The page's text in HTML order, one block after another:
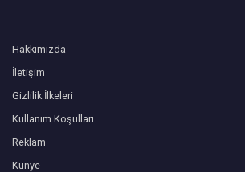
Hakkımızda
İletişim
Gizlilik İlkeleri
Kullanım Koşulları
Reklam
Künye